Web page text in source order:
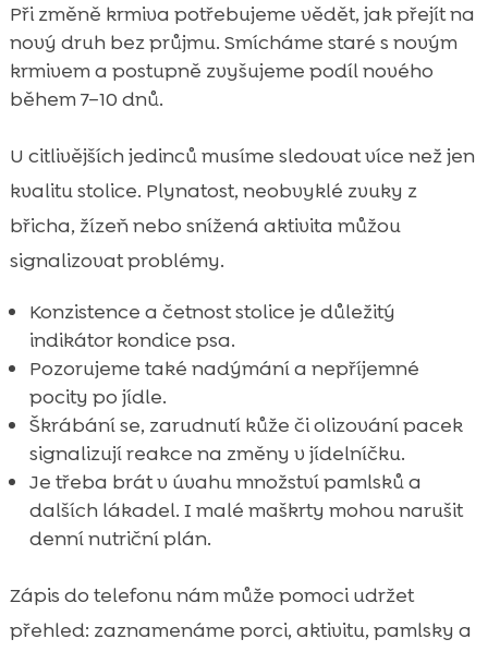
Při změně krmiva potřebujeme vědět, jak přejít na
nový druh bez průjmu. Smícháme staré s novým
krmivem a postupně zvyšujeme podíl nového
během 7–10 dnů.
U citlivějších jedinců musíme sledovat více než jen
kvalitu stolice. Plynatost, neobvyklé zvuky z
břicha, žízeň nebo snížená aktivita můžou
signalizovat problémy.
Konzistence a četnost stolice je důležitý
indikátor kondice psa.
Pozorujeme také nadýmání a nepříjemné
pocity po jídle.
Škrábání se, zarudnutí kůže či olizování pacek
signalizují reakce na změny v jídelníčku.
Je třeba brát v úvahu množství pamlsků a
dalších lákadel. I malé maškrty mohou narušit
denní nutriční plán.
Zápis do telefonu nám může pomoci udržet
přehled: zaznamenáme porci, aktivitu, pamlsky a